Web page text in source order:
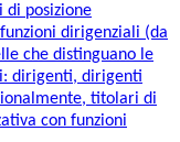
di posizione
dirigenziali (da
che distinguano le
dirigenti, dirigenti
titolari di
con funzioni